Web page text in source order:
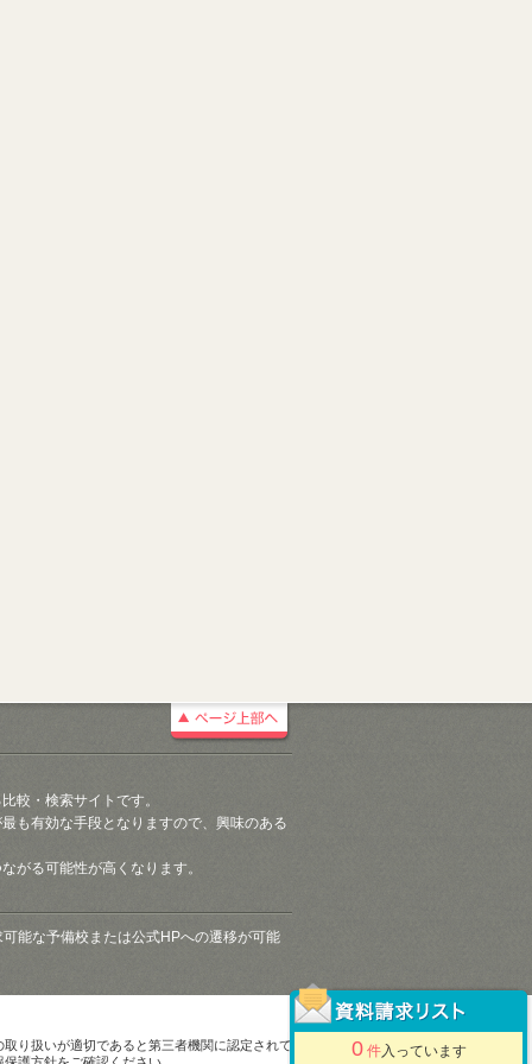
0 件入っています
較・検索サイトです。
も有効な手段となりますので、興味のある
がる可能性が高くなります。
能な予備校または公式HPへの遷移が可能
り扱いが適切であると第三者機関に認定されて
護方針をご確認ください。